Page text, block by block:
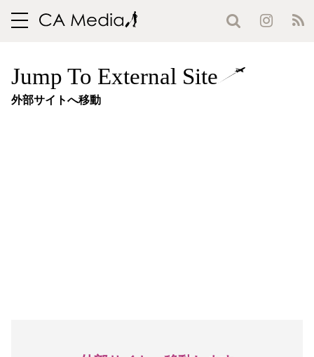
toggle
Jump To External Site
外部サイトへ移動